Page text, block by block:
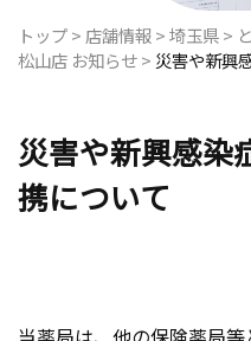
トップ> 店舗情報>埼玉県>
松山店 お知らせ> 災害や新興
災害や新興感染
携について